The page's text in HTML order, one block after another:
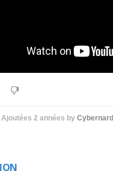
Ajoutées 2 années by Cybernard